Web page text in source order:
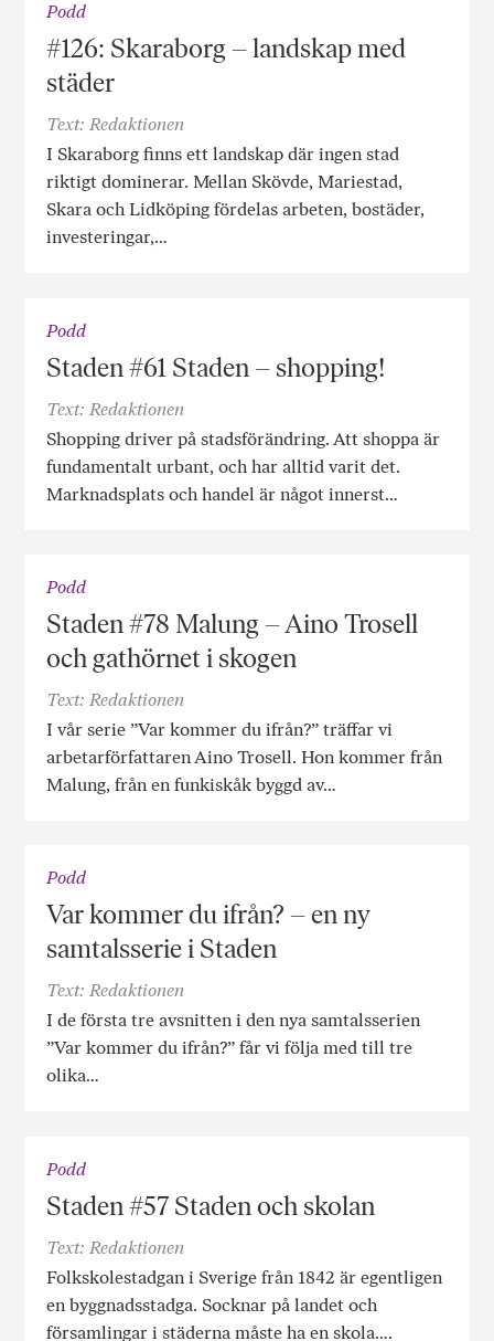
Podd
#126: Skaraborg – landskap med
städer
Text: Redaktionen
I Skaraborg finns ett landskap där ingen stad
riktigt dominerar. Mellan Skövde, Mariestad,
Skara och Lidköping fördelas arbeten, bostäder,
investeringar,…
Podd
Staden #61 Staden – shopping!
Text: Redaktionen
Shopping driver på stadsförändring. Att shoppa är
fundamentalt urbant, och har alltid varit det.
Marknadsplats och handel är något innerst…
Podd
Staden #78 Malung – Aino Trosell
och gathörnet i skogen
Text: Redaktionen
I vår serie ”Var kommer du ifrån?” träffar vi
arbetarförfattaren Aino Trosell. Hon kommer från
Malung, från en funkiskåk byggd av…
Podd
Var kommer du ifrån? – en ny
samtalsserie i Staden
Text: Redaktionen
I de första tre avsnitten i den nya samtalsserien
”Var kommer du ifrån?” får vi följa med till tre
olika…
Podd
Staden #57 Staden och skolan
Text: Redaktionen
Folkskolestadgan i Sverige från 1842 är egentligen
en byggnadsstadga. Socknar på landet och
församlingar i städerna måste ha en skola….